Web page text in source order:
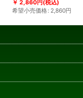
2,860円(税込)
希望小売価格: 2,860円